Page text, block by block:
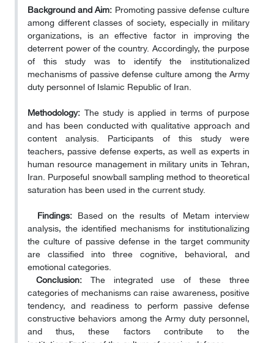
Background and Aim: Promoting passive defense culture
among different classes of society, especially in military
organizations, is an effective factor in improving the
deterrent power of the country. Accordingly, the purpose
of this study was to identify the institutionalized
mechanisms of passive defense culture among the Army
duty personnel of Islamic Republic of Iran.
Methodology: The study is applied in terms of purpose
and has been conducted with qualitative approach and
content analysis. Participants of this study were
teachers, passive defense experts, as well as experts in
human resource management in military units in Tehran,
Iran. Purposeful snowball sampling method to theoretical
saturation has been used in the current study.
Findings: Based on the results of Metam interview
analysis, the identified mechanisms for institutionalizing
the culture of passive defense in the target community
are classified into three cognitive, behavioral, and
emotional categories.
Conclusion:The integrated use of these three
categories of mechanisms can raise awareness, positive
tendency, and readiness to perform passive defense
constructive behaviors among the Army duty personnel,
and thus, these factors contribute to the